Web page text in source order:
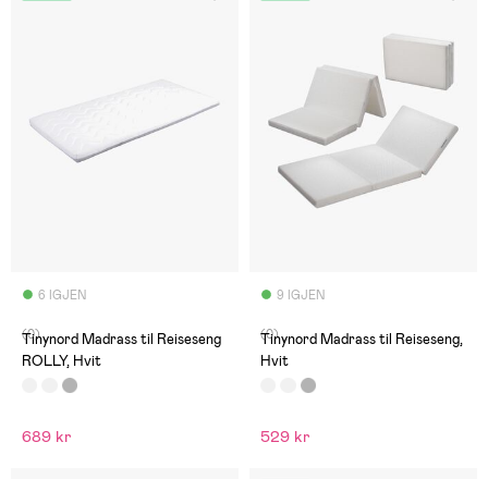
6 IGJEN
(0)
Tinynord Madrass til Reiseseng
ROLLY, Hvit
689 kr
9 IGJEN
(0)
Tinynord Madrass til Reiseseng,
Hvit
529 kr